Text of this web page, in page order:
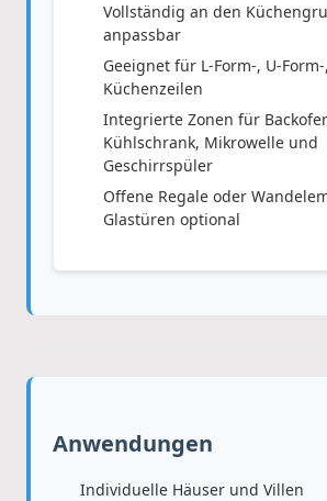
Vollständig an den
anpassbar
Geeignet für L-Form-, U-
Küchenzeilen
Integrierte Zonen für
Kühlschrank, Mikrowelle und
Geschirrspüler
Offene Regale oder
Glastüren optional
Anwendungen
Individuelle Häuser und Villen